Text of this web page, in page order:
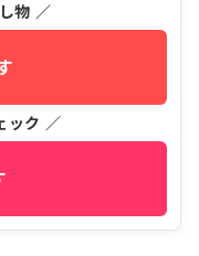
物 ／
ック ／